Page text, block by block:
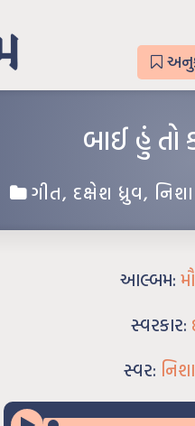
બાઈ હું તો
ગીત, દક્ષેશ ધ્રુવ,
આલ્બમ:
સ્વરકાર:
સ્વર: